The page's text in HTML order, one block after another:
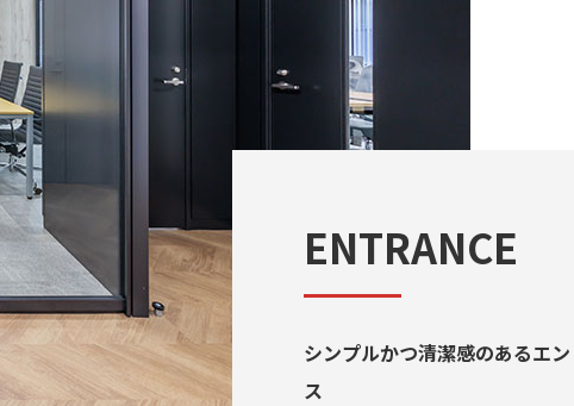
ENTRANCE
シンプルかつ清潔感のあるエ
ス